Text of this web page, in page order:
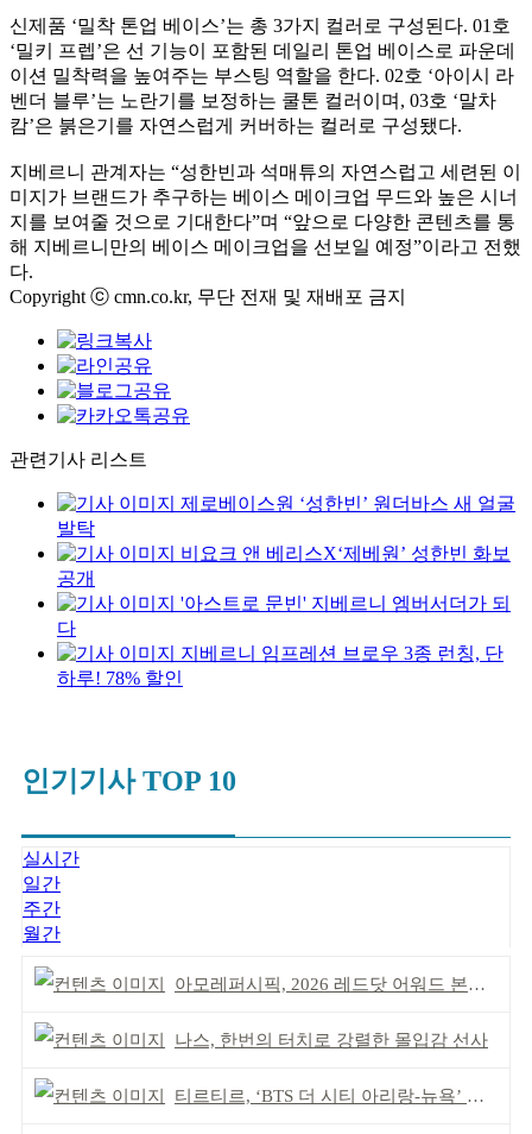
신제품 ‘밀착 톤업 베이스’는 총 3가지 컬러로 구성된다. 01호
‘밀키 프렙’은 선 기능이 포함된 데일리 톤업 베이스로 파운데
이션 밀착력을 높여주는 부스팅 역할을 한다. 02호 ‘아이시 라
벤더 블루’는 노란기를 보정하는 쿨톤 컬러이며, 03호 ‘말차
캄’은 붉은기를 자연스럽게 커버하는 컬러로 구성됐다.
지베르니 관계자는 “성한빈과 석매튜의 자연스럽고 세련된 이
미지가 브랜드가 추구하는 베이스 메이크업 무드와 높은 시너
지를 보여줄 것으로 기대한다”며 “앞으로 다양한 콘텐츠를 통
해 지베르니만의 베이스 메이크업을 선보일 예정”이라고 전했
다.
Copyright ⓒ cmn.co.kr, 무단 전재 및 재배포 금지
관련기사 리스트
제로베이스원 ‘성한빈’ 원더바스 새 얼굴
발탁
비요크 앤 베리스X‘제베원’ 성한빈 화보
공개
'아스트로 문빈' 지베르니 엠버서더가 되
다
지베르니 임프레션 브로우 3종 런칭, 단
하루! 78% 할인
인기기사 TOP 10
실시간
일간
주간
월간
아모레퍼시픽, 2026 레드닷 어워드 본상 2개 수상
나스, 한번의 터치로 강렬한 몰입감 선사
티르티르, ‘BTS 더 시티 아리랑-뉴욕’ 참여